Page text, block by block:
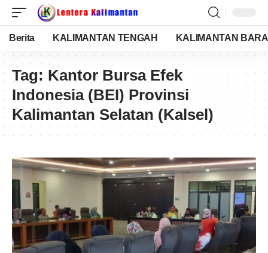
Berita KALIMANTAN TENGAH KALIMANTAN
Tag: Kantor Bursa Efek
Indonesia (BEI) Provinsi
Kalimantan Selatan (Kalsel)